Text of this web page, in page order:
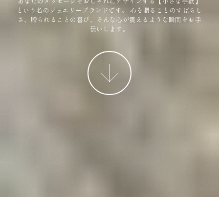
という名のジュエリーブランドです。
心を贈ることのすばらし
さ、贈られることの喜び、そんな心が震えるような瞬間をお手
伝いします。